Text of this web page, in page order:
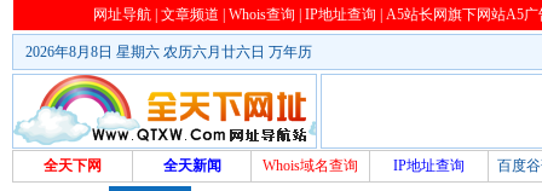
网址导航 文章频道 Whois查询 IP地址查询 A5站长网旗下网站A5
2026年8月8日 星期六 农历六月廿六日 万年历
全天下网 全天新闻 Whois域名查询 IP地址查询 百度